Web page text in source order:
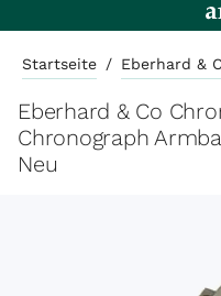
Startseite / Eberhard &
Eberhard & Co
Chronograph
Neu